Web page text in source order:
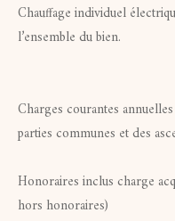
Chauffage individuel
l’ensemble du bien.
Charges courantes
parties communes et des
Honoraires inclus charge
hors honoraires)